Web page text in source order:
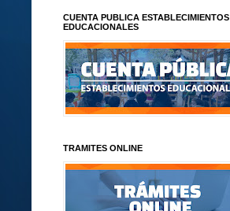
CUENTA PUBLICA ESTABLECIMIENTOS
EDUCACIONALES
TRAMITES ONLINE